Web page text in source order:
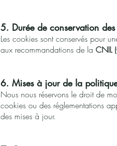
5. Durée de conservation
Les cookies sont conservés pour
aux recommandations de la CNIL
6. Mises à jour de la
Nous nous réservons le droit de
cookies ou des réglementations
des mises à jour.